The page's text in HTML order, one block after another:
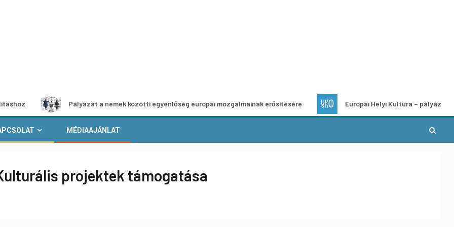
Pályázat a nemek közötti egyenlőség európai mozgalmainak erősítésére Európai Helyi Kultúra – pályázat helyi
MÉDIAAJÁNLAT
projektek támogatása